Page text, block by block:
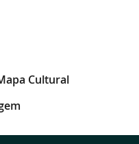
Cultural